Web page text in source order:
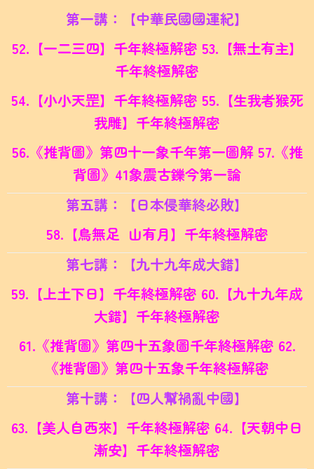
第一講：【中華民國國運紀】
52.【一二三四】千年終極解密 53. 【無土有主】
千年終極解密
54.【小小天罡】千年終極解密 55. 【生我者猴死
我雕】千年終極解密
56.《推背圖》第四十一象千年第一圖解 57. 《推
背圖》41象震古鑠今第一論
第五講：【日本侵華終必敗】
58.【鳥無足 山有月】千年終極解密
第七講：【九十九年成大錯】
59.【上土下日】千年終極解密 60. 【九十九年成
大錯】千年終極解密
61.《推背圖》第四十五象圖千年終極解密 62.
《推背圖》第四十五象千年終極解密
第十講：【四人幫禍亂中國】
63.【美人自西來】千年終極解密 64. 【天朝中日
漸安】千年終極解密